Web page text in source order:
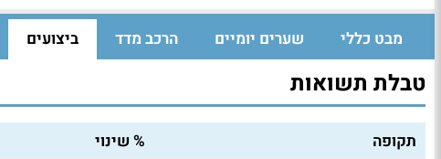
מבט כללי שערים יומיים הרכב מדד ביצועים
טבלת תשואות
תקופה % שינוי